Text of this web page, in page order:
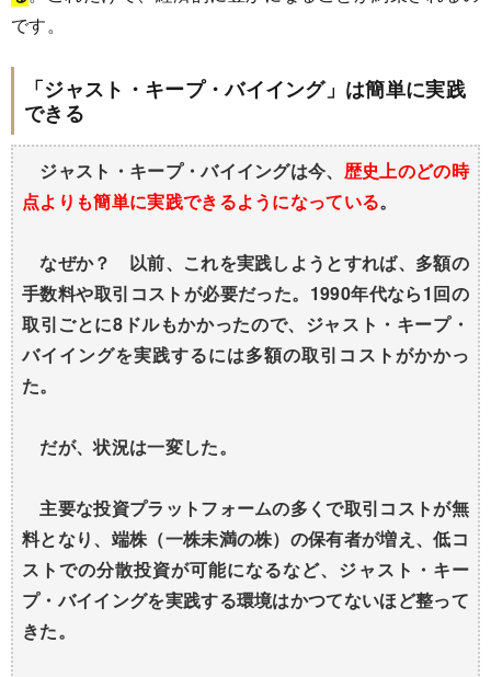
です。
「ジャスト・キープ・バイイング」は簡単に実践
できる
ジャスト・キープ・バイイングは今、 歴史上のどの時
点よりも簡単に実践できるようになっている。
なぜか？ 以前、これを実践しようとすれば、多額の
手数料や取引コストが必要だった。1990年代なら1回の
取引ごとに8ドルもかかったので、ジャスト・キープ・
バイイングを実践するには多額の取引コストがかかっ
た。
だが、状況は一変した。
主要な投資プラットフォームの多くで取引コストが無
料となり、端株（一株未満の株）の保有者が増え、低コ
ストでの分散投資が可能になるなど、ジャスト・キー
プ・バイイングを実践する環境はかつてないほど整って
きた。